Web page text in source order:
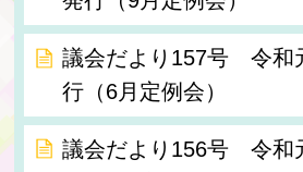
議会だより157号 令和
行（6月定例会）
議会だより156号 令和